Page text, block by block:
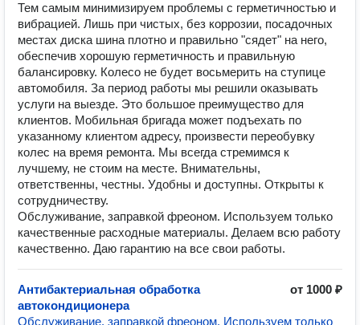
Тем самым минимизируем проблемы с герметичностью и
вибрацией. Лишь при чистых, без коррозии, посадочных
местах диска шина плотно и правильно "сядет" на него,
обеспечив хорошую герметичность и правильную
балансировку. Колесо не будет восьмерить на ступице
автомобиля. За период работы мы решили оказывать
услуги на выезде. Это большое преимущество для
клиентов. Мобильная бригада может подъехать по
указанному клиентом адресу, произвести переобувку
колес на время ремонта. Мы всегда стремимся к
лучшему, не стоим на месте. Внимательны,
ответственны, честны. Удобны и доступны. Открыты к
сотрудничеству.
Обслуживание, заправкой фреоном. Используем только
качественные расходные материалы. Делаем всю работу
качественно. Даю гарантию на все свои работы.
Антибактериальная обработка
автокондиционера
от 1000 ₽
Обслуживание, заправкой фреоном. Используем только